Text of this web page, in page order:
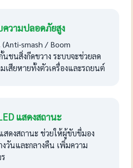
วามปลอดภัยสูง
smash / Boom
นชนสิ่งกีดขวาง ระบบจะช่วยลด
เสียหายทั้งตัวเครื่องและรถยนต์
แสดงสถานะ
สดงสถานะ ช่วยให้ผู้ขับขี่มอง
วันและกลางคืน เพิ่มความ